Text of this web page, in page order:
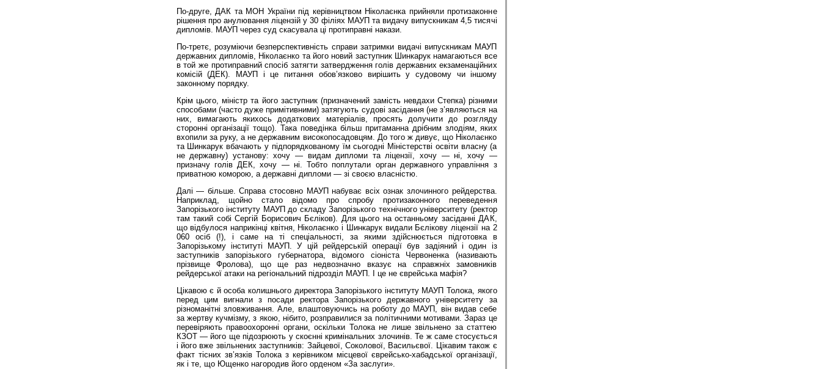
По-друге, ДАК та МОН України під керівництвом Ніколаєнка прийняли протизаконне
рішення про анулювання ліцензій у 30 філіях МАУП та видачу випускникам 4,5 тисячі
дипломів. МАУП через суд скасувала ці протиправні накази.
По-третє, розуміючи безперспективність справи затримки видачі випускникам МАУП
державних дипломів, Ніколаєнко та його новий заступник Шинкарук намагаються все
в той же протиправний спосіб затягти затвердження голів державних екзаменаційних
комісій (ДЕК). МАУП і це питання обов’язково вирішить у судовому чи іншому
законному порядку.
Крім цього, міністр та його заступник (призначений замість невдахи Степка) різними
способами (часто дуже примітивними) затягують судові засідання (не з’являються на
них, вимагають якихось додаткових матеріалів, просять долучити до розгляду
сторонні організації тощо). Така поведінка більш притаманна дрібним злодіям, яких
вхопили за руку, а не державним високопосадовцям. До того ж дивує, що Ніколаєнко
та Шинкарук вбачають у підпорядкованому їм сьогодні Міністерстві освіти власну (а
не державну) установу: хочу — видам дипломи та ліцензії, хочу — ні, хочу —
призначу голів ДЕК, хочу — ні. Тобто поплутали орган державного управління з
приватною коморою, а державні дипломи — зі своєю власністю.
Далі — більше. Справа стосовно МАУП набуває всіх ознак злочинного рейдерства.
Наприклад, щойно стало відомо про спробу протизаконного переведення
Запорізького інституту МАУП до складу Запорізького технічного університету (ректор
там такий собі Сергій Борисович Бєліков). Для цього на останньому засіданні ДАК,
що відбулося наприкінці квітня, Ніколаєнко і Шинкарук видали Бєлікову ліцензії на 2
060 осіб (!), і саме на ті спеціальності, за якими здійснюється підготовка в
Запорізькому інституті МАУП. У цій рейдерській операції був задіяний і один із
заступників запорізького губернатора, відомого сіоніста Червоненка (називають
прізвище Фролова), що ще раз недвозначно вказує на справжніх замовників
рейдерської атаки на регіональний підрозділ МАУП. І це не єврейська мафія?
Цікавою є й особа колишнього директора Запорізького інституту МАУП Толока, якого
перед цим вигнали з посади ректора Запорізького державного університету за
різноманітні зловживання. Але, влаштовуючись на роботу до МАУП, він видав себе
за жертву кучмізму, з якою, нібито, розправилися за політичними мотивами. Зараз це
перевіряють правоохоронні органи, оскільки Толока не лише звільнено за статтею
КЗОТ — його ще підозрюють у скоєнні кримінальних злочинів. Те ж саме стосується
і його вже звільнених заступників: Зайцевої, Соколової, Васильєвої. Цікавим також є
факт тісних зв’язків Толока з керівником місцевої єврейсько-хабадської організації,
як і те, що Ющенко нагородив його орденом «За заслуги».